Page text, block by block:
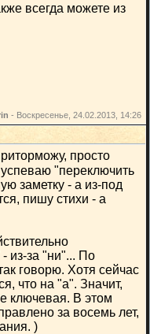
всегда можете из
- Воскресенье, 24.02.2013, 14:26
просто
"переключить
заметку - а из-под
пишу стихи - а
из-за "ни"... По
говорю. Хотя сейчас
что на "а". Значит,
ключевая. В этом
за восемь лет,
)